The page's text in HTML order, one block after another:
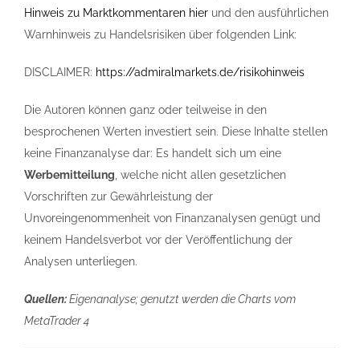
Hinweis zu Marktkommentaren hier und den ausführlichen
Warnhinweis zu Handelsrisiken über folgenden Link:
DISCLAIMER: https://admiralmarkets.de/risikohinweis
Die Autoren können ganz oder teilweise in den
besprochenen Werten investiert sein. Diese Inhalte stellen
keine Finanzanalyse dar: Es handelt sich um eine
Werbemitteilung , welche nicht allen gesetzlichen
Vorschriften zur Gewährleistung der
Unvoreingenommenheit von Finanzanalysen genügt und
keinem Handelsverbot vor der Veröffentlichung der
Analysen unterliegen.
Quellen:Eigenanalyse; genutzt werden die Charts vom
MetaTrader 4